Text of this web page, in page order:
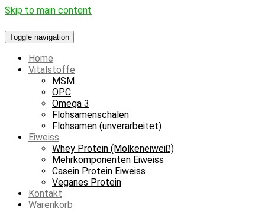
Skip to main content
Toggle navigation
Home
Vitalstoffe
MSM
OPC
Omega 3
Flohsamenschalen
Flohsamen (unverarbeitet)
Eiweiss
Whey Protein (Molkeneiweiß)
Mehrkomponenten Eiweiss
Casein Protein Eiweiss
Veganes Protein
Kontakt
Warenkorb